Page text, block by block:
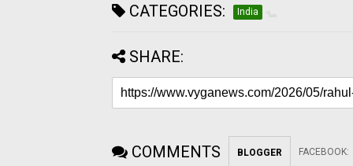
CATEGORIES: India
SHARE:
COMMENTS BLOGGER FACEBOOK: